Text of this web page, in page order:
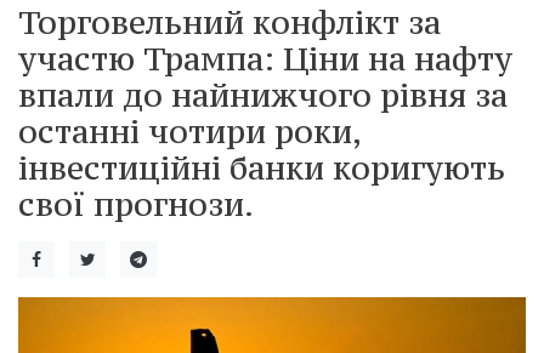
Торговельний конфлікт за
участю Трампа: Ціни на нафту
впали до найнижчого рівня за
останні чотири роки,
інвестиційні банки коригують
свої прогнози.